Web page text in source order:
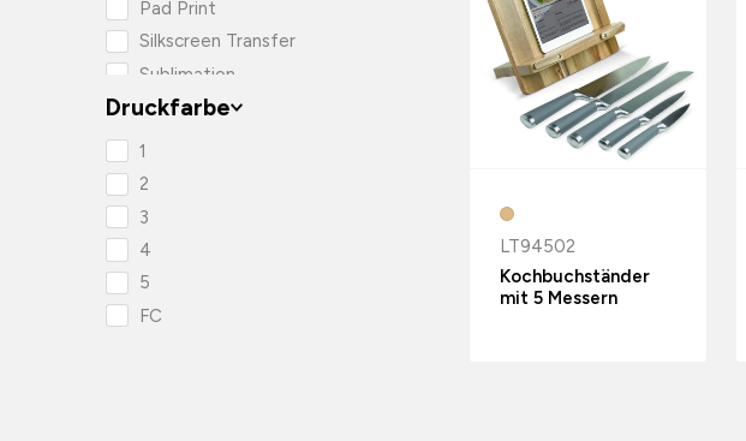
LT94502
Kochbuchständer
mit 5 Messern
Pad Print
Silkscreen Transfer
Sublimation
reflekterende silketryk
Druckfarbe
1
2
3
4
5
FC